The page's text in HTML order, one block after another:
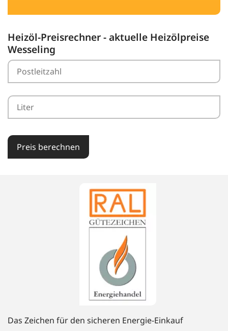
Heizöl-Preisrechner - aktuelle Heizölpreise
Wesseling
Preis berechnen
Das Zeichen für den sicheren Energie-Einkauf